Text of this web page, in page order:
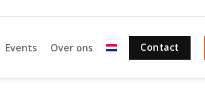
Events Over ons Contact